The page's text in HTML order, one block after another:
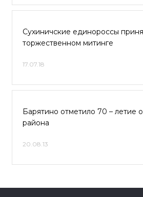
Сухиничские единороссы
торжественном митинге
17.07.18
Барятино отметило 70 – летие
района
20.08.13